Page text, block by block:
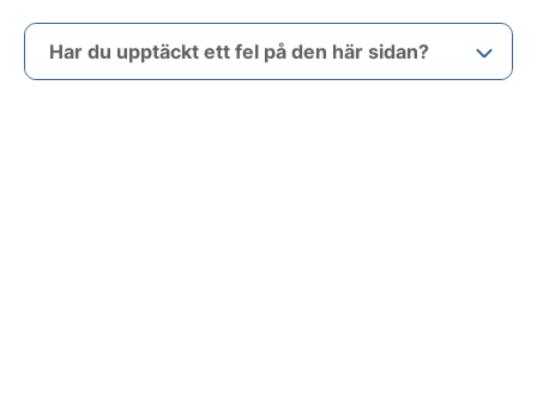
Har du upptäckt ett fel på den här sidan?